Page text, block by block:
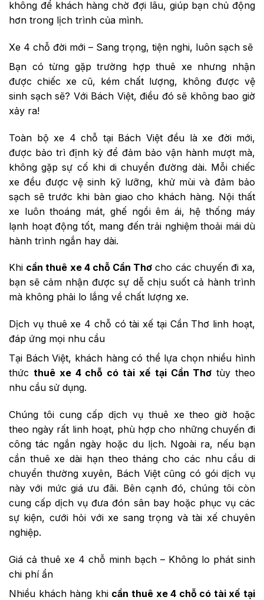
không để khách hàng chờ đợi lâu, giúp bạn chủ động
hơn trong lịch trình của mình.
Xe 4 chỗ đời mới – Sang trọng, tiện nghi, luôn sạch sẽ
Bạn có từng gặp trường hợp thuê xe nhưng nhận
được chiếc xe cũ, kém chất lượng, không được vệ
sinh sạch sẽ? Với Bách Việt, điều đó sẽ không bao giờ
xảy ra!
Toàn bộ xe 4 chỗ tại Bách Việt đều là xe đời mới,
được bảo trì định kỳ để đảm bảo vận hành mượt mà,
không gặp sự cố khi di chuyển đường dài. Mỗi chiếc
xe đều được vệ sinh kỹ lưỡng, khử mùi và đảm bảo
sạch sẽ trước khi bàn giao cho khách hàng. Nội thất
xe luôn thoáng mát, ghế ngồi êm ái, hệ thống máy
lạnh hoạt động tốt, mang đến trải nghiệm thoải mái dù
hành trình ngắn hay dài.
Khi cần thuê xe 4 chỗ Cần Thơ cho các chuyến đi xa,
bạn sẽ cảm nhận được sự dễ chịu suốt cả hành trình
mà không phải lo lắng về chất lượng xe.
Dịch vụ thuê xe 4 chỗ có tài xế tại Cần Thơ linh hoạt,
đáp ứng mọi nhu cầu
Tại Bách Việt, khách hàng có thể lựa chọn nhiều hình
thức thuê xe 4 chỗ có tài xế tại Cần Thơ tùy theo
nhu cầu sử dụng.
Chúng tôi cung cấp dịch vụ thuê xe theo giờ hoặc
theo ngày rất linh hoạt, phù hợp cho những chuyến đi
công tác ngắn ngày hoặc du lịch. Ngoài ra, nếu bạn
cần thuê xe dài hạn theo tháng cho các nhu cầu di
chuyển thường xuyên, Bách Việt cũng có gói dịch vụ
này với mức giá ưu đãi. Bên cạnh đó, chúng tôi còn
cung cấp dịch vụ đưa đón sân bay hoặc phục vụ các
sự kiện, cưới hỏi với xe sang trọng và tài xế chuyên
nghiệp.
Giá cả thuê xe 4 chỗ minh bạch – Không lo phát sinh
chi phí ẩn
Nhiều khách hàng khi cần thuê xe 4 chỗ có tài xế tại